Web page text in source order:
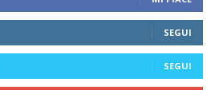
SEGUI
SEGUI